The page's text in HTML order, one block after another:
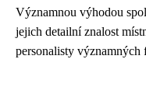
Významnou výhodou
jejich detailní znalost
personalisty významných